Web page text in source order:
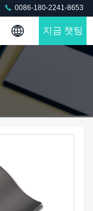
0086-180-2241-8653
지금 챗팅